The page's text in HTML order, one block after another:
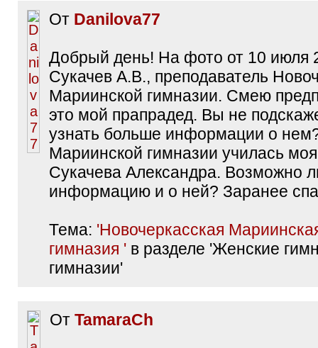
От Danilova77
Добрый день! На фото от 10 июля
Сукачев А.В., преподаватель
Мариинской гимназии. Смею
это мой прапрадед. Вы не
узнать больше информации о
Мариинской гимназии училась
Сукачева Александра. Возможно
информацию и о ней? Заранее
Тема: 'Новочеркасская
гимназия ' в разделе 'Женские
гимназии'
От TamaraCh